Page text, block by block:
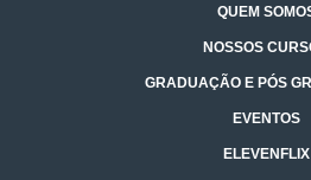
QUEM
NOSSOS
GRADUAÇÃO E PÓS
EVENTOS
ELEVENFLIX